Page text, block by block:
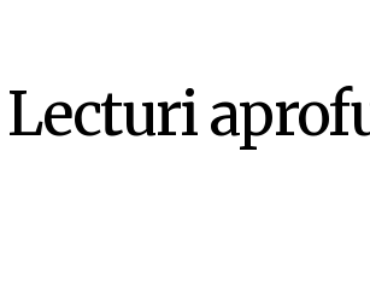
Lecturi